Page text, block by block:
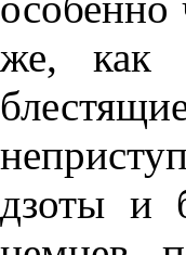
же, как
дзоты и